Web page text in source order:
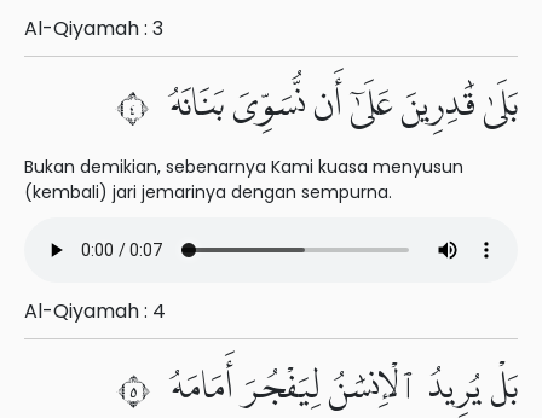
Al-Qiyamah : 3
بَلَىٰ قَٰدِرِينَ عَلَىٰٓ أَن نُّسَوِّىَ بَنَانَهُۥ ٤
Bukan demikian, sebenarnya Kami kuasa menyusun
(kembali) jari jemarinya dengan sempurna.
Al-Qiyamah : 4
بَلْ يُرِيدُ ٱلْإِنسَٰنُ لِيَفْجُرَ أَمَامَهُۥ ٥